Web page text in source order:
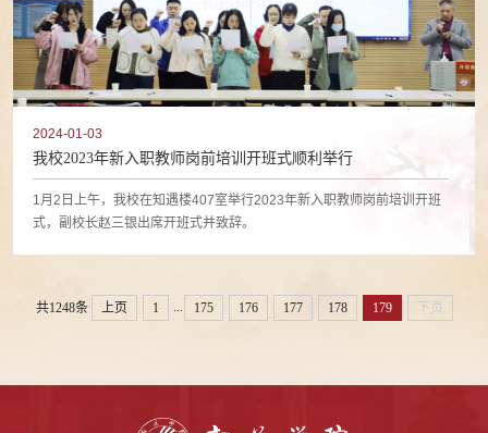
2024-01-03
我校2023年新入职教师岗前培训开班式顺利举行
1月2日上午，我校在知遇楼407室举行2023年新入职教师岗前培训开班
式，副校长赵三银出席开班式并致辞。
共1248条 上页 1 175 176 177 178 179 下页